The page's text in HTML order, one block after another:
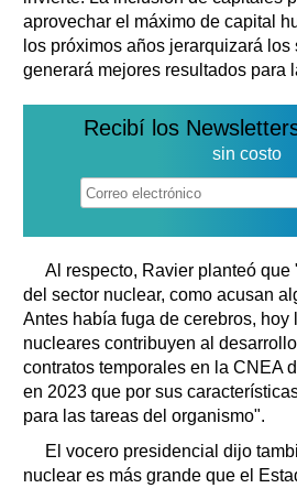
aprovechar el máximo de capital
los próximos años jerarquizará
generará mejores resultados para
Recibí los
sin costo
Al respecto, Ravier planteó
del sector nuclear, como acusan
Antes había fuga de cerebros, hoy
nucleares contribuyen al
contratos temporales en la CNEA
en 2023 que por sus
para las tareas del organismo".
El vocero presidencial dijo
nuclear es más grande que el